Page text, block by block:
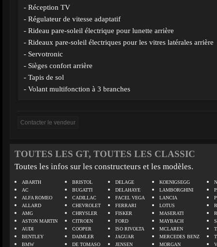
- Réception TV
- Régulateur de vitesse adaptatif
- Rideau pare-soleil électrique pour lunette arrière
- Rideaux pare-soleil électriques pour les vitres latérales arrière
- Servotronic
- Sièges confort arrière
- Tapis de sol
- Volant multifonction à 3 branches
TOUTES LES GT, TOUTES LES CLASSIC
Toutes les infos sur les constructeurs et les modèles.
ABARTH
AC
ALFA ROMEO
ALLARD
AMG
ASTON MARTIN
AUDI
BENTLEY
BMW
BRISTOL
BUGATTI
CADILLAC
CHEVROLET
CHRYSLER
CITROEN
COOPER
DAIMLER
DE TOMASO
DELAGE
DELAHAYE
FACEL VEGA
FERRARI
FISKER
FORD
ISO RIVOLTA
JAGUAR
JENSEN
KOENIGSEGG
LAMBORGHINI
LANCIA
LOTUS
MASERATI
MAYBACH
MCLAREN
MERCEDES BENZ
MORGAN